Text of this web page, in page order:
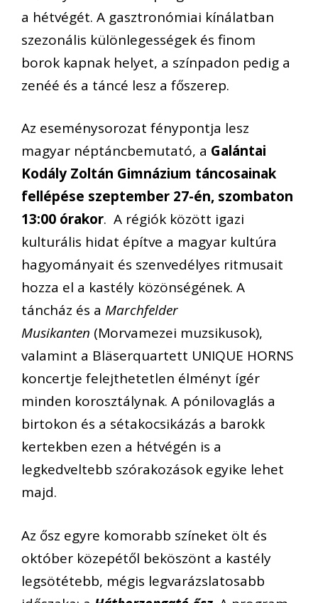
a hétvégét. A gasztronómiai kínálatban
szezonális különlegességek és finom
borok kapnak helyet, a színpadon pedig a
zenéé és a táncé lesz a főszerep.
Az eseménysorozat fénypontja lesz
magyar néptáncbemutató, a Galántai
Kodály Zoltán Gimnázium táncosainak
fellépése szeptember 27-én, szombaton
13:00 órakor. A régiók között igazi
kulturális hidat építve a magyar kultúra
hagyományait és szenvedélyes ritmusait
hozza el a kastély közönségének. A
táncház és a Marchfelder
Musikanten (Morvamezei muzsikusok),
valamint a Bläserquartett UNIQUE HORNS
koncertje felejthetetlen élményt ígér
minden korosztálynak. A pónilovaglás a
birtokon és a sétakocsikázás a barokk
kertekben ezen a hétvégén is a
legkedveltebb szórakozások egyike lehet
majd.
Az ősz egyre komorabb színeket ölt és
október közepétől beköszönt a kastély
legsötétebb, mégis legvarázslatosabb